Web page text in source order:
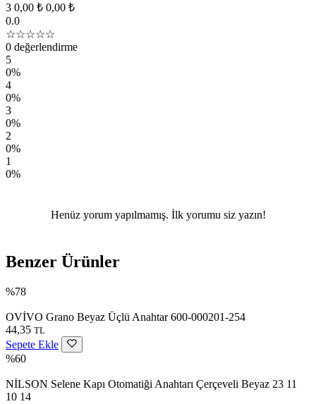
3 0,00 ₺ 0,00 ₺
0.0
☆☆☆☆☆
0 değerlendirme
5
0%
4
0%
3
0%
2
0%
1
0%
Henüz yorum yapılmamış. İlk yorumu siz yazın!
Benzer Ürünler
%78
OVİVO Grano Beyaz Üçlü Anahtar 600-000201-254
44,35 TL
Sepete Ekle
%60
NİLSON Selene Kapı Otomatiği Anahtarı Çerçeveli Beyaz 23 11
10 14